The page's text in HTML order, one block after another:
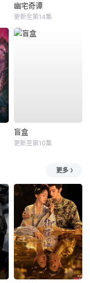
幽宅奇谭
更新至第14集
盲盒
更新至第10集
更多